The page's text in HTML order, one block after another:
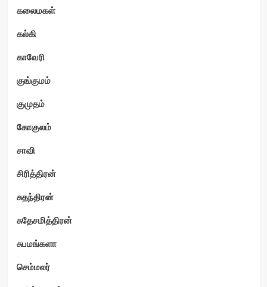
கலைமகள்
கல்கி
காவேரி
குங்குமம்
குமுதம்
கோகுலம்
சாவி
சிரித்திரன்
சுதந்திரன்
சுதேசமித்திரன்
சுபமங்களா
செம்மலர்